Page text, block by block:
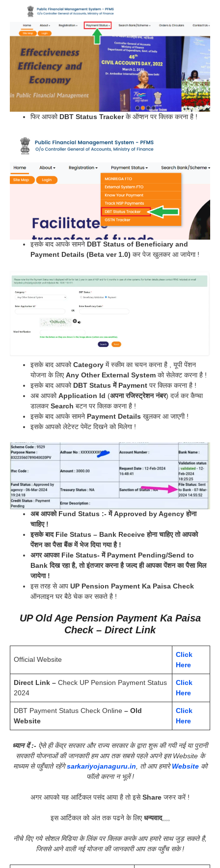
फिर आपको DBT Status Trackerके ऑप्शन पर क्लिक करना है !
इसके बाद आपके सामने DBT Status of Beneficiary and
Payment Details (Beta ver 1.0) कर पेज खुलकर आ जायेगा !
इसके बाद आपकोCategory में स्कीम का चयन करना है , यूपी पेंशन
योजना के लिएAny Other External System को सेलेक्ट करना है !
इसके बाद आपको DBT Status में Payment पर क्लिक करना है !
अब आपकोApplication Id (अपना रजिस्ट्रेशन नंबर) दर्ज कर कैप्चा
डालकरSearch बटन पर क्लिक करना है !
इसके बाद आपके सामने Payment Details खुलकर आ जाएगी !
इसके आपको लेटेस्ट पेमेंट दिखने को मिलेगा !
अब आपको Fund Status :- में Approved by Agency होना
चाहिए !
इसके बाद File Status – Bank Receive होना चाहिए तो आपको
पेंशन का पैसा बैंक में भेज दिया गया है !
अगर आपका File Status- में Payment Pending/Send to
Bank दिख रहा है, तो इंतजार करना है जल्द ही आपका पेंशन का पैसा मिल
जायेगा !
इस तरह से आप UP Pension Payment Ka Paisa Check
ऑनलाइन घर बैठे चेक कर सकते है !
UP Old Age Pension Payment Ka Paisa
Check – Direct Link
Official Website
Click
Here
Direct Link – Check UP Pension Payment Status
2024
Click
Here
DBT Payment Status Check Online – Old
Website
Click
Here
ध्यान दें :- ऐसे ही केंद्र सरकार और राज्य सरकार के द्वारा शुरू की गयी नई या पुरानी
सरकारी योजनाओं की जानकारी हम आप तक सबसे पहले अपने इस Website के
माध्यम से पहुँचाते रहेंगेsarkariyojanaguru.in, तो आप हमारेWebsiteको
फॉलो करना न भूलें !
अगर आपको यह आर्टिकल पसंद आया है तो इसेShare जरुर करें !
इस आर्टिकल को अंत तक पढने के लिएधन्यवाद,,,,
नीचे दिए गये सोशल मिडिया के लिंक पर क्लिक करके आप हमारे साथ जुड़ सकते है,
जिससे आने वाली नई योजना की जानकारी आप तक पहुँच सके !